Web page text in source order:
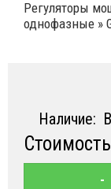
КАТАЛОГ
НОВОСТИ
КОНТАКТЫ
Регуляторы
однофазные »
Наличие:
-